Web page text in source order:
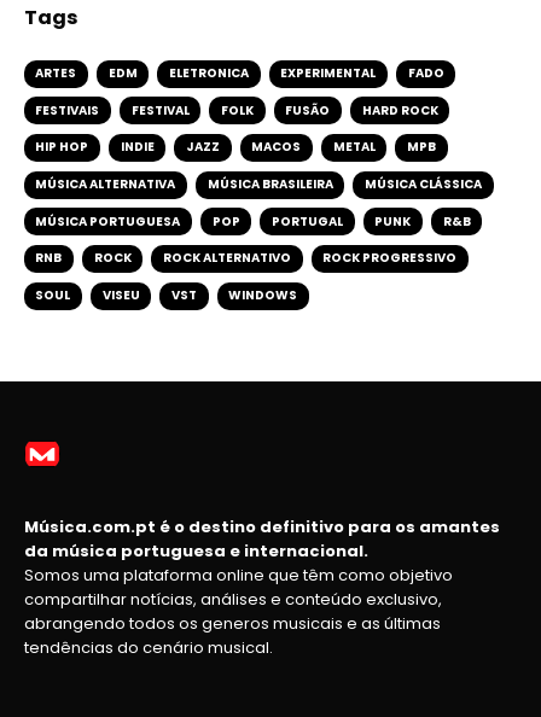
Tags
ARTES EDM ELETRONICA EXPERIMENTAL FADO
FESTIVAIS FESTIVAL FOLK FUSÃO HARD ROCK
HIP HOP INDIE JAZZ MACOS METAL MPB
MÚSICA ALTERNATIVA MÚSICA BRASILEIRA MÚSICA CLÁSSICA
MÚSICA PORTUGUESA POP PORTUGAL PUNK R&B
RNB ROCK ROCK ALTERNATIVO ROCK PROGRESSIVO
SOUL VISEU VST WINDOWS
Música.com.pt é o destino definitivo para os amantes
da música portuguesa e internacional.
Somos uma plataforma online que têm como objetivo
compartilhar notícias, análises e conteúdo exclusivo,
abrangendo todos os generos musicais e as últimas
tendências do cenário musical.